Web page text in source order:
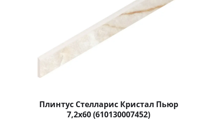
Плинтус Стелларис Кристал Пьюр
7,2x60 (610130007452)